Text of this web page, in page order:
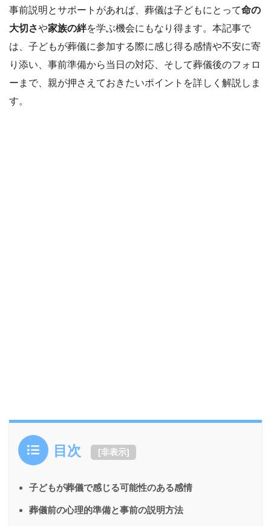
事前説明とサポートがあれば、葬儀は子どもにとって命の
大切さや家族の絆を学ぶ機会にもなり得ます。本記事で
は、子どもが葬儀に参加する際に感じ得る感情や不安に寄
り添い、事前準備から当日の対応、そして葬儀後のフォロ
ーまで、親が押さえておきたいポイントを詳しく解説しま
す。
目次 [非表示]
子どもが葬儀で感じる可能性のある感情
葬儀前の心理的準備と事前の説明方法